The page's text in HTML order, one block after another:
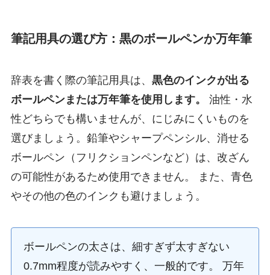
筆記用具の選び方：黒のボールペンか万年筆
辞表を書く際の筆記用具は、 黒色のインクが出る
ボールペンまたは万年筆を使用します。
油性・水
性どちらでも構いませんが、にじみにくいものを
選びましょう。鉛筆やシャープペンシル、消せる
ボールペン（フリクションペンなど）は、改ざん
の可能性があるため使用できません。 また、青色
やその他の色のインクも避けましょう。
ボールペンの太さは、細すぎず太すぎない
0.7mm程度が読みやすく、一般的です。 万年